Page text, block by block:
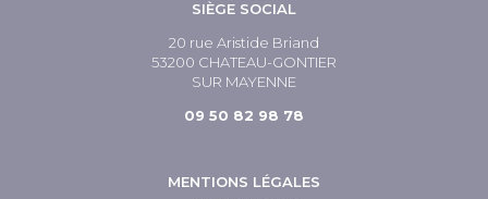
SIÈGE SOCIAL
20 rue Aristide Briand
53200 CHATEAU-GONTIER
SUR MAYENNE
09 50 82 98 78
MENTIONS LÉGALES